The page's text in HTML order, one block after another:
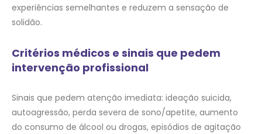
experiências semelhantes e reduzem a sensação de
solidão.
Critérios médicos e sinais que pedem
intervenção profissional
Sinais que pedem atenção imediata: ideação suicida,
autoagressão, perda severa de sono/apetite, aumento
do consumo de álcool ou drogas, episódios de agitação